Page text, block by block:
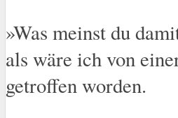
»Was meinst du
als wäre ich von
getroffen worden.